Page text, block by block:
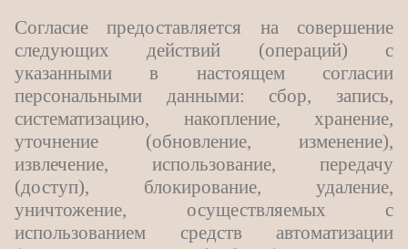
Согласие предоставляется на совершение
следующих действий (операций) с
указанными в настоящем согласии
персональными данными: сбор, запись,
систематизацию, накопление, хранение,
уточнение (обновление, изменение),
извлечение, использование, передачу
(доступ), блокирование, удаление,
уничтожение, осуществляемых с
использованием средств автоматизации